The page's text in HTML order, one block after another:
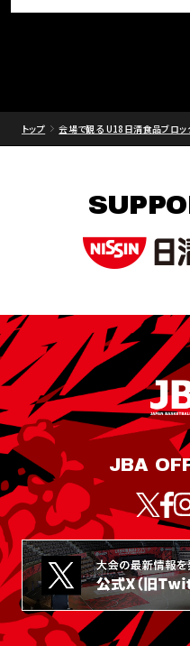
トップ 会場で観る U18日清食品ブロッ
JBA